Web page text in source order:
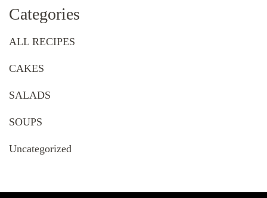
Categories
ALL RECIPES
CAKES
SALADS
SOUPS
Uncategorized